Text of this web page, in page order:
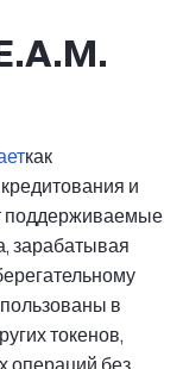
как
и
поддерживаемые
зарабатывая
в
токенов,